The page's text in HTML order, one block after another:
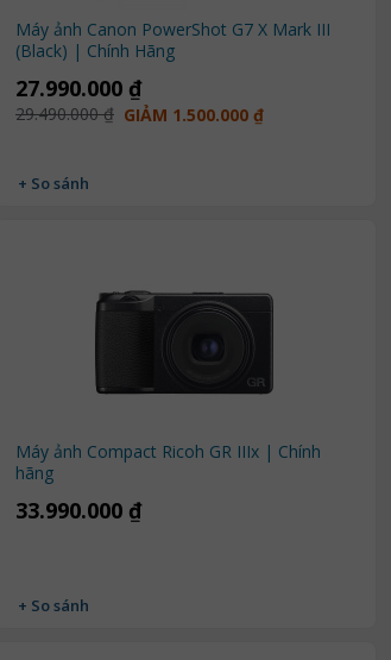
Máy ảnh Canon PowerShot G7 X Mark III
(Black) | Chính Hãng
27.990.000 ₫
29.490.000 ₫ GIẢM 1.500.000 ₫
+ So sánh
Máy ảnh Compact Ricoh GR IIIx | Chính
hãng
33.990.000 ₫
+ So sánh